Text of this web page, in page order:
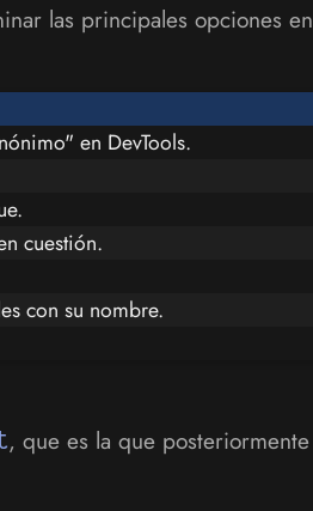
las principales opciones en
en DevTools.
cuestión.
con su nombre.
, que es la que posteriormente